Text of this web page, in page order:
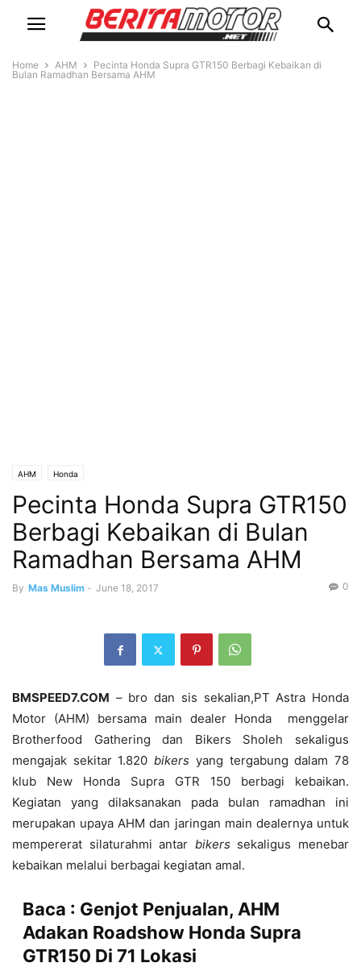
Home AHM
Pecinta Honda Supra GTR150 Berbagi Kebaikan di
Bulan Ramadhan Bersama AHM
AHM Honda
Pecinta Honda Supra GTR150
Berbagi Kebaikan di Bulan
Ramadhan Bersama AHM
By Mas Muslim - June 18, 2017 0
BMSPEED7.COM – bro dan sis sekalian,PT Astra Honda
Motor (AHM) bersama main dealer Honda menggelar
Brotherfood Gathering dan Bikers Sholeh sekaligus
mengajak sekitar 1.820bikers yang tergabung dalam 78
klub New Honda Supra GTR 150 berbagi kebaikan.
Kegiatan yang dilaksanakan pada bulan ramadhan ini
merupakan upaya AHM dan jaringan main dealernya untuk
mempererat silaturahmi antar bikers sekaligus menebar
kebaikan melalui berbagai kegiatan amal.
Baca : Genjot Penjualan, AHM
Adakan Roadshow Honda Supra
GTR150 Di 71 Lokasi